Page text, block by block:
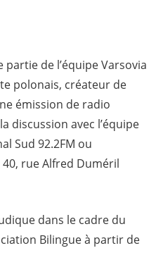
de l’équipe Varsovia
polonais, créateur de
émission de radio
discussion avec l’équipe
Sud 92.2FM ou
40, rue Alfred Duméril
dans le cadre du
Bilingue à partir de